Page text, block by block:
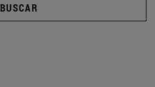
BUSCAR